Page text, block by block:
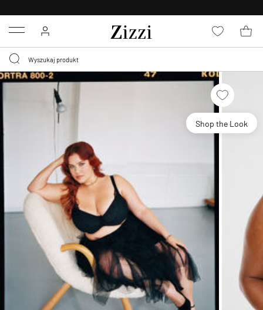
Menu
Shop the Look